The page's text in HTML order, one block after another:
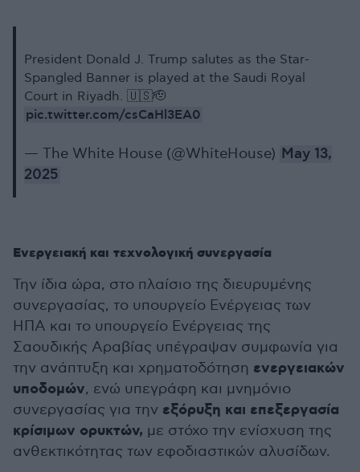
President Donald J. Trump salutes as the Star-
Spangled Banner is played at the Saudi Royal
Court in Riyadh. 🇺🇸🫡
pic.twitter.com/csCaHl3EA0
— The White House (@WhiteHouse) May 13,
2025
Ενεργειακή και τεχνολογική συνεργασία
Την ίδια ώρα, στο πλαίσιο της διευρυμένης
συνεργασίας, το υπουργείο Ενέργειας των
ΗΠΑ και το υπουργείο Ενέργειας της
Σαουδικής Αραβίας υπέγραψαν συμφωνία για
την ανάπτυξη και χρηματοδότηση ενεργειακών
υποδομών, ενώ υπεγράφη και μνημόνιο
συνεργασίας για την εξόρυξη και επεξεργασία
κρίσιμων ορυκτών, με στόχο την ενίσχυση της
ανθεκτικότητας των εφοδιαστικών αλυσίδων.